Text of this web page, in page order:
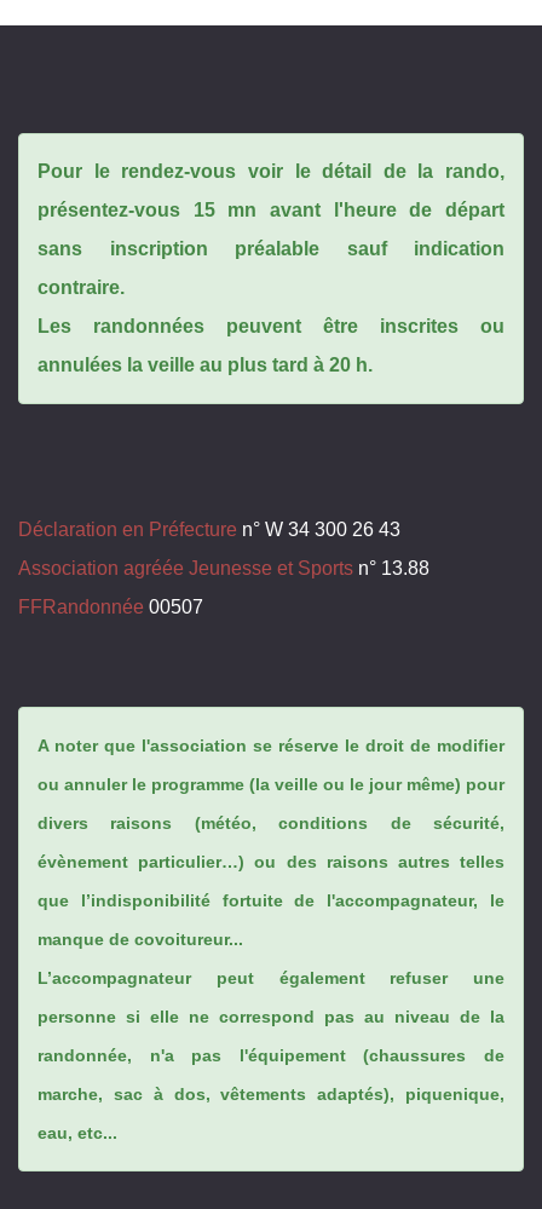
Pour le rendez-vous voir le détail de la rando,
présentez-vous 15 mn avant l'heure de départ
sans inscription préalable sauf indication
contraire.
Les randonnées peuvent être inscrites ou
annulées la veille au plus tard à 20 h.
Déclaration en Préfecture n° W 34 300 26 43
Association agréée Jeunesse et Sports n° 13.88
FFRandonnée 00507
A noter que l'association se réserve le droit de modifier
ou annuler le programme (la veille ou le jour même) pour
divers raisons (météo, conditions de sécurité,
évènement particulier…) ou des raisons autres telles
que l’indisponibilité fortuite de l'accompagnateur, le
manque de covoitureur...
L’accompagnateur peut également refuser une
personne si elle ne correspond pas au niveau de la
randonnée, n'a pas l'équipement (chaussures de
marche, sac à dos, vêtements adaptés), piquenique,
eau, etc...